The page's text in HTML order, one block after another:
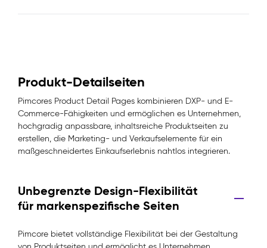
Produkt-Detailseiten
Pimcores Product Detail Pages kombinieren DXP- und E-
Commerce-Fähigkeiten und ermöglichen es Unternehmen,
hochgradig anpassbare, inhaltsreiche Produktseiten zu
erstellen, die Marketing- und Verkaufselemente für ein
maßgeschneidertes Einkaufserlebnis nahtlos integrieren.
Unbegrenzte Design-Flexibilität
für markenspezifische Seiten
Pimcore bietet vollständige Flexibilität bei der Gestaltung